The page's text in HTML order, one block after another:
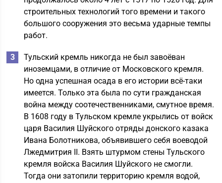
строительных технологий того времени и такого
большого сооружения это весьма ударные темпы
работ.
Тульский кремль никогда не был завоёван
иноземцами, в отличие от Московского кремля.
Но одна успешная осада в его истории всё-таки
имеется. Только эта была по сути гражданская
война между соотечественниками, смутное время.
В 1608 году в Тульском кремле укрылись от войск
царя Василия Шуйского отряды донского казака
Ивана Болотникова, объявившего себя воеводой
Лжедмитрия II. Взять штурмом стены Тульского
кремля войска Василия Шуйского не смогли.
Тогда они затопили территорию кремля водой,